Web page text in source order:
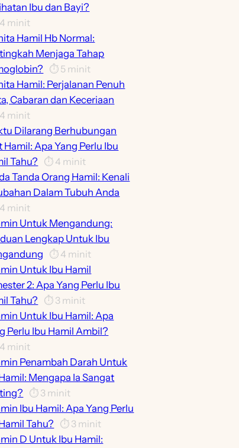
Ibu dan Bayi?
4 minit
Hamil Hb Normal:
Menjaga Tahap
⏱️ 5 minit
Hamil: Perjalanan Penuh
Cabaran dan Keceriaan
4 minit
Dilarang Berhubungan
Hamil: Apa Yang Perlu Ibu
Tahu? ⏱️ 4 minit
Tanda Orang Hamil: Kenali
Dalam Tubuh Anda
4 minit
Untuk Mengandung:
Lengkap Untuk Ibu
⏱️ 4 minit
Untuk Ibu Hamil
2: Apa Yang Perlu Ibu
Tahu? ⏱️ 3 minit
Untuk Ibu Hamil: Apa
Perlu Ibu Hamil Ambil?
4 minit
Penambah Darah Untuk
Mengapa Ia Sangat
⏱️ 3 minit
Ibu Hamil: Apa Yang Perlu
Tahu?
⏱️ 3 minit
D Untuk Ibu Hamil: